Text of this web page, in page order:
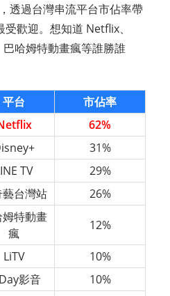
透過台灣串流平台市佔率帶
歡迎。想知道 Netflix、
哈姆特動畫瘋等誰勝誰
平台
市佔率
62%
31%
TV
29%
台灣站 26%
姆特動畫
瘋
12%
LiTV
10%
影音
10%